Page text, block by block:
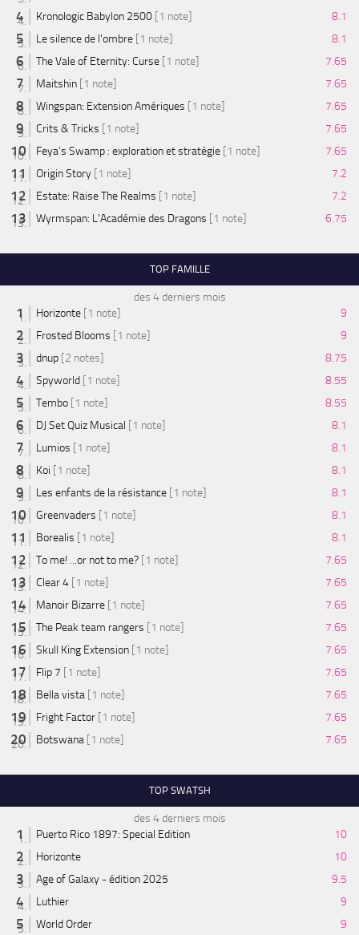
Kronologic Babylon 2500 [1 note]
8.1
Le silence de l'ombre [1 note]
8.1
The Vale of Eternity: Curse [1 note]
7.65
Maitshin [1 note]
7.65
Wingspan: Extension Amériques [1 note]
7.65
Crits & Tricks [1 note]
7.65
Feya’s Swamp : exploration et stratégie [1 note]
7.65
Origin Story [1 note]
7.2
Estate: Raise The Realms [1 note]
7.2
Wyrmspan: L'Académie des Dragons [1 note] 6.75
TOP FAMILLE
des 4 derniers mois
Horizonte [1 note]
9
Frosted Blooms [1 note]
9
dnup [2 notes]
8.75
Spyworld [1 note]
8.55
Tembo [1 note]
8.55
DJ Set Quiz Musical [1 note]
8.1
Lumios [1 note]
8.1
Koi [1 note]
8.1
Les enfants de la résistance [1 note]
8.1
Greenvaders [1 note]
8.1
Borealis [1 note]
8.1
To me! ...or not to me? [1 note]
7.65
Clear 4 [1 note]
7.65
Manoir Bizarre [1 note]
7.65
The Peak team rangers [1 note]
7.65
Skull King Extension [1 note]
7.65
Flip 7 [1 note]
7.65
Bella vista [1 note]
7.65
Fright Factor [1 note]
7.65
Botswana [1 note] 7.65
TOP SWATSH
des 4 derniers mois
Puerto Rico 1897: Special Edition
10
Horizonte
10
Age of Galaxy - édition 2025
9.5
Luthier
9
World Order
9